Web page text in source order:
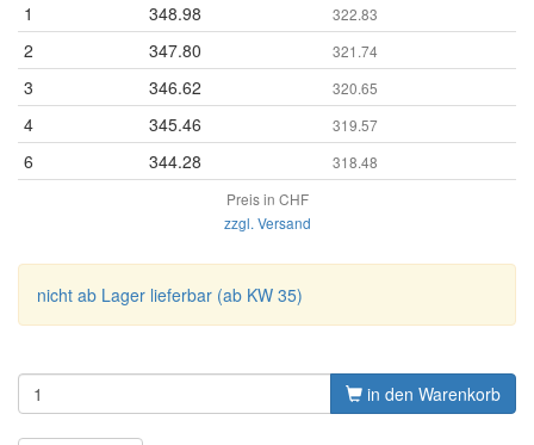
1 348.98 322.83
2 347.80 321.74
3 346.62 320.65
4 345.46 319.57
6 344.28
318.48
Preis in CHF
zzgl. Versand
nicht ab Lager lieferbar (ab KW 35)
in den Warenkorb